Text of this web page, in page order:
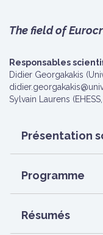
The field of
Responsables
Didier Georgakakis
Sylvain Laurens
Présentation
Programme
Résumés